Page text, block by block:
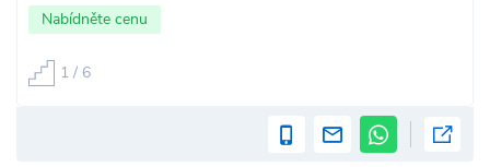
Nabídněte cenu
1 / 6